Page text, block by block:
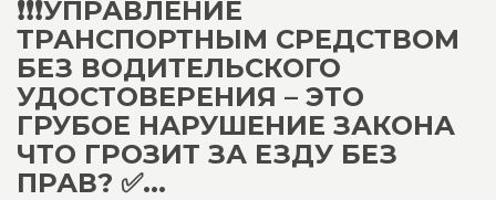
❗❗❗УПРАВЛЕНИЕ
ТРАНСПОРТНЫМ СРЕДСТВОМ
БЕЗ ВОДИТЕЛЬСКОГО
УДОСТОВЕРЕНИЯ – ЭТО
ГРУБОЕ НАРУШЕНИЕ ЗАКОНА
ЧТО ГРОЗИТ ЗА ЕЗДУ БЕЗ
ПРАВ? ✅...